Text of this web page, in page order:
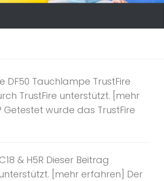
Tauchlampe TrustFire
TrustFire unterstützt. [mehr
wurde das TrustFire
& H5R Dieser Beitrag
unterstützt. [mehr erfahren] Der